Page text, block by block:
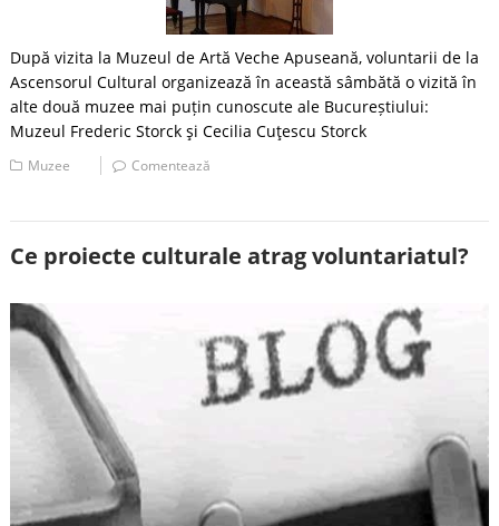
După vizita la Muzeul de Artă Veche Apuseană, voluntarii de la
Ascensorul Cultural organizează în această sâmbătă o vizită în
alte două muzee mai puțin cunoscute ale Bucureștiului:
Muzeul Frederic Storck şi Cecilia Cuţescu Storck
Muzee Comentează
Ce proiecte culturale atrag voluntariatul?